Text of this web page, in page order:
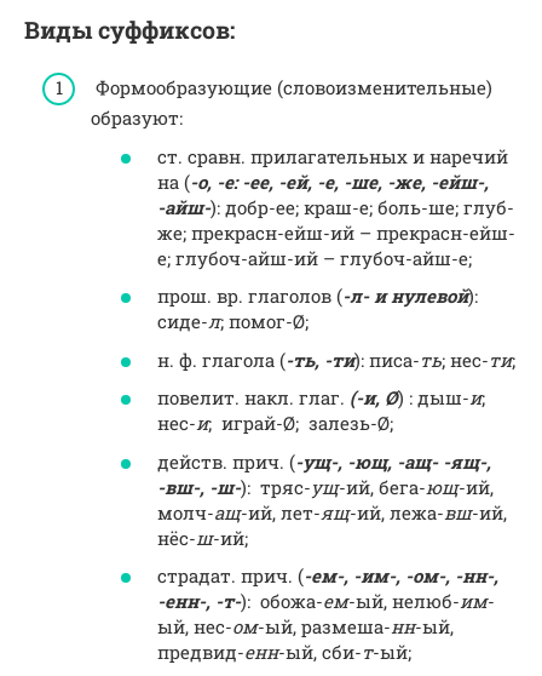
Виды суффиксов:
Формообразующие (словоизменительные)
образуют:
ст. сравн. прилагательных и наречий
на (-о, -е: -ее, -ей, -е, -ше, -же, -ейш-,
-айш-): добр-ее; краш-е; боль-ше; глуб-
же; прекрасн-ейш-ий – прекрасн-ейш-
е; глубоч-айш-ий – глубоч-айш-е;
прош. вр. глаголов (-л- и нулевой):
сиде-л; помог-Ø;
н. ф. глагола (-ть, -ти): писа-ть; нес-ти;
повелит. накл. глаг. (-и, Ø) : дыш-и;
нес-и; играй-Ø; залезь-Ø;
действ. прич. (-ущ-, -ющ, -ащ- -ящ-,
-вш-, -ш-): тряс-ущ-ий, бега-ющ-ий,
молч-ащ-ий, лет-ящ-ий, лежа-вш-ий,
нёс-ш-ий;
страдат. прич. (-ем-, -им-, -ом-, -нн-,
-енн-, -т-): обожа-ем-ый, нелюб-им-
ый, нес-ом-ый, размеша-нн-ый,
предвид-енн-ый, сби-т-ый;